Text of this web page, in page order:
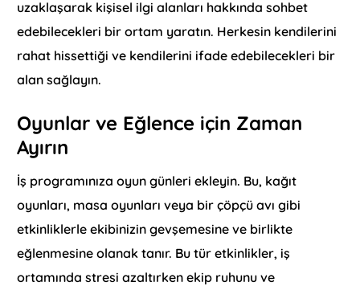
uzaklaşarak kişisel ilgi alanları hakkında sohbet
edebilecekleri bir ortam yaratın. Herkesin kendilerini
rahat hissettiği ve kendilerini ifade edebilecekleri bir
alan sağlayın.
Oyunlar ve Eğlence için Zaman
Ayırın
İş programınıza oyun günleri ekleyin. Bu, kağıt
oyunları, masa oyunları veya bir çöpçü avı gibi
etkinliklerle ekibinizin gevşemesine ve birlikte
eğlenmesine olanak tanır. Bu tür etkinlikler, iş
ortamında stresi azaltırken ekip ruhunu ve